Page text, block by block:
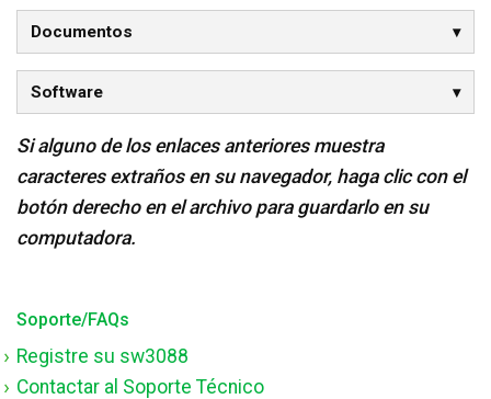
Documentos
Software
Si alguno de los enlaces anteriores muestra
caracteres extraños en su navegador, haga clic con el
botón derecho en el archivo para guardarlo en su
computadora.
Soporte/FAQs
Registre su sw3088
Contactar al Soporte Técnico